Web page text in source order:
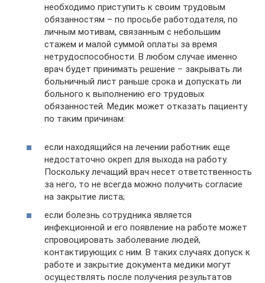
необходимо приступить к своим трудовым
обязанностям – по просьбе работодателя, по
личным мотивам, связанным с небольшим
стажем и малой суммой оплаты за время
нетрудоспособности. В любом случае именно
врач будет принимать решение – закрывать ли
больничный лист раньше срока и допускать ли
больного к выполнению его трудовых
обязанностей. Медик может отказать пациенту
по таким причинам:
если находящийся на лечении работник еще
недостаточно окреп для выхода на работу.
Поскольку лечащий врач несет ответственность
за него, то не всегда можно получить согласие
на закрытие листа;
если болезнь сотрудника является
инфекционной и его появление на работе может
спровоцировать заболевание людей,
контактирующих с ним. В таких случаях допуск к
работе и закрытие документа медики могут
осуществлять после получения результатов